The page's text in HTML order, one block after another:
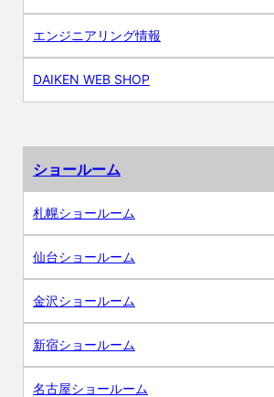
エンジニアリング情報
DAIKEN WEB SHOP
ショールーム
札幌ショールーム
仙台ショールーム
金沢ショールーム
新宿ショールーム
名古屋ショールーム